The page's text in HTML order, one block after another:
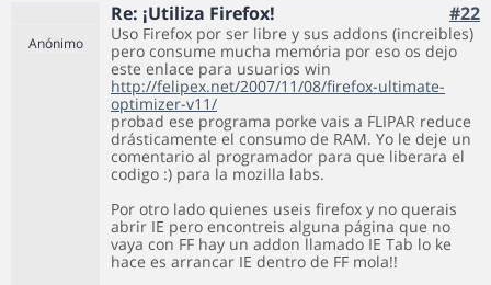
Re: ¡Utiliza Firefox! #22
Anónimo
Uso Firefox por ser libre y sus addons (increibles)
pero consume mucha memória por eso os dejo
este enlace para usuarios win
http://felipex.net/2007/11/08/firefox-ultimate-
optimizer-v11/
probad ese programa porke vais a FLIPAR reduce
drásticamente el consumo de RAM. Yo le deje un
comentario al programador para que liberara el
codigo :) para la mozilla labs.
Por otro lado quienes useis firefox y no querais
abrir IE pero encontreis alguna página que no
vaya con FF hay un addon llamado IE Tab lo ke
hace es arrancar IE dentro de FF mola!!